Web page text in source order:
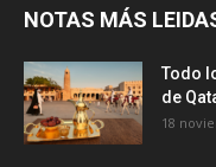
NOTAS MÁS
Todo
de
18